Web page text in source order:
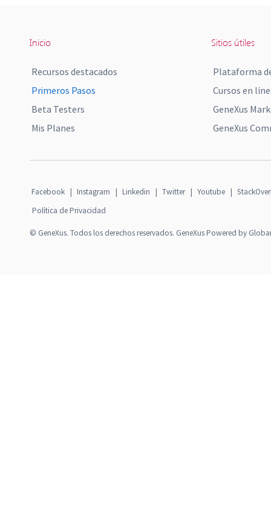
Inicio
Recursos destacados
Primeros Pasos
Beta Testers
Mis Planes
Sitios útiles
Plataforma
Cursos en
GeneXus
GeneXus
Facebook | Instagram | Linkedin | Twitter | Youtube |
Política de Privacidad
© GeneXus. Todos los derechos reservados. GeneXus Powered by